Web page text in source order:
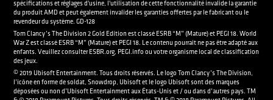
spécifications et réglages d'usine, l'utilisation de cette fonctionnalité invalide la garantie
du produit AMD et peut également invalider les garanties offertes par le fabricant ou le
revendeur du système. GD-128
Tom Clancy’s The Division 2 Gold Edition est classé ESRB “M” (Mature) et PEGI 18. World
War Z est classé ESRB “M” (Mature) et PEGI 18. Le contenu pourrait ne pas être adapté aux
enfants. Veuillez consulter ESBR.org, PEGI.info ou votre organisme local de classification
des jeux.
© 2019 Ubisoft Entertainment. Tous droits réservés. Le logo Tom Clancy’s The Division,
l’icône en forme de soldat, Snowdrop, Ubisoft et le logo Ubisoft sont des marques
déposées ou non d’Ubisoft Entertainment aux États-Unis et / ou dans d’autres pays. TM